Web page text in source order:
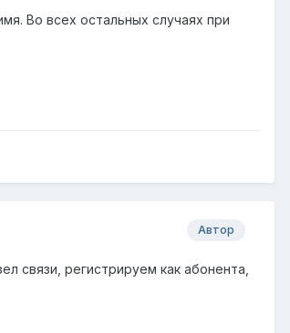
Во всех остальных случаях при
Автор
связи, регистрируем как абонента,